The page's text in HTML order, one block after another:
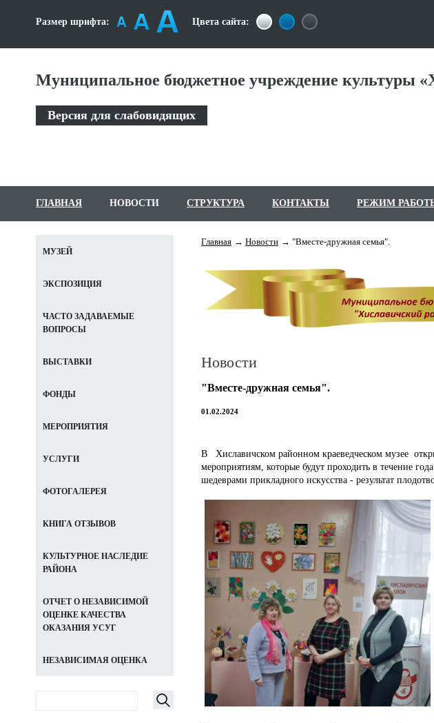
Размер шрифта: Цвета сайта:
Муниципальное бюджетное учреждение культуры
Версия для слабовидящих
ГЛАВНАЯ НОВОСТИ СТРУКТУРА КОНТАКТЫ РЕЖИМ
Главная Новости "Вместе-дружная семья".
Новости
"Вместе-дружная семья".
01.02.2024
В Хиславичском районном краеведческом музее
мероприятиям, которые будут проходить в течение
шедеврами прикладного искусства - результат
МУЗЕЙ
ЭКСПОЗИЦИЯ
ЧАСТО ЗАДАВАЕМЫЕ
ВОПРОСЫ
ВЫСТАВКИ
ФОНДЫ
МЕРОПРИЯТИЯ
УСЛУГИ
ФОТОГАЛЕРЕЯ
КНИГА ОТЗЫВОВ
КУЛЬТУРНОЕ НАСЛЕДИЕ
РАЙОНА
ОТЧЕТ О НЕЗАВИСИМОЙ
ОЦЕНКЕ КАЧЕСТВА
ОКАЗАНИЯ УСУГ
НЕЗАВИСИМАЯ ОЦЕНКА